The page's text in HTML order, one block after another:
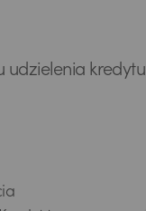
udzielenia kredytu